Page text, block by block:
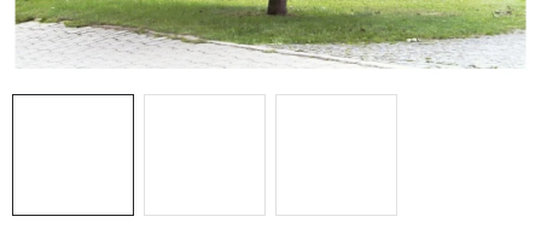
DEKORÁCIE
PRIESADY ZELENINY